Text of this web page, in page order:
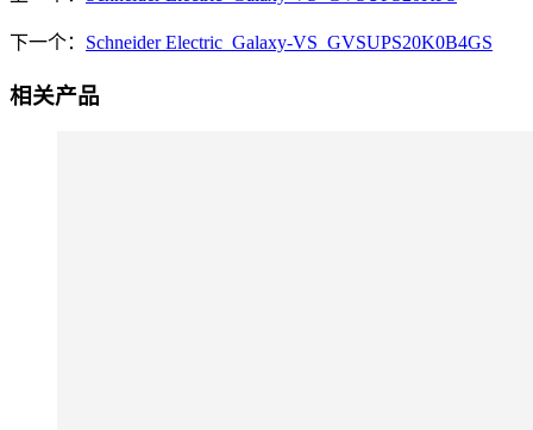
下一个： Schneider Electric_Galaxy-VS_GVSUPS20K0B4GS
相关产品